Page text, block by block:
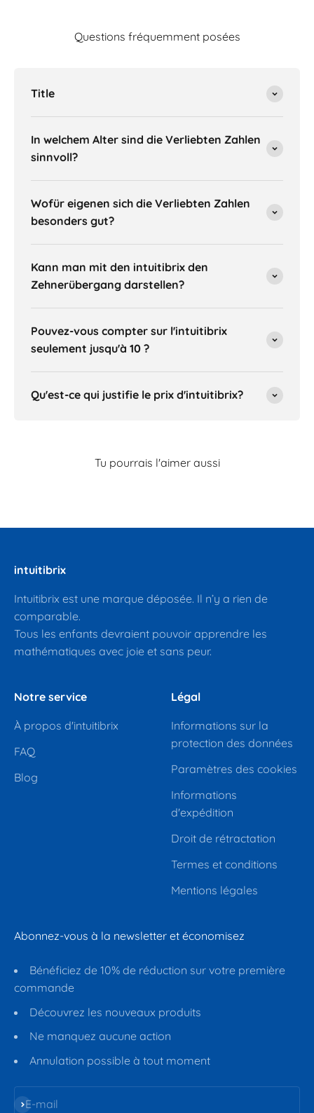
Questions fréquemment posées
Title
In welchem Alter sind die Verliebten Zahlen
sinnvoll?
Wofür eigenen sich die Verliebten Zahlen
besonders gut?
Kann man mit den intuitibrix den
Zehnerübergang darstellen?
Pouvez-vous compter sur l'intuitibrix
seulement jusqu'à 10 ?
Qu'est-ce qui justifie le prix d'intuitibrix?
intuitibrix
Intuitibrix est une marque déposée. Il n’y a rien de
comparable.
Tous les enfants devraient pouvoir apprendre les
mathématiques avec joie et sans peur.
Notre service
À propos d'intuitibrix
FAQ
Blog
Légal
Informations sur la
protection des données
Paramètres des cookies
Informations
d'expédition
Droit de rétractation
Termes et conditions
Mentions légales
Abonnez-vous à la newsletter et économisez
Bénéficiez de 10% de réduction sur votre première
commande
Découvrez les nouveaux produits
Ne manquez aucune action
Annulation possible à tout moment
E-mail
S'inscrire